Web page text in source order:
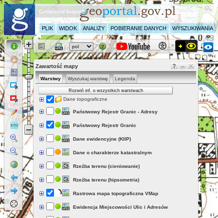
Geoportal krajowy
PLIK WIDOK ANALIZY POBIERANIE DANYCH WYSZUKIWANIA
Zawartość mapy
Warstwy Wyszukaj warstwę Legenda
Rozwiń inf. o wszystkich warstwach
Dane topograficzne
Państwowy Rejestr Granic - Adresy
Państwowy Rejestr Granic
Dane ewidencyjne (KIIP)
Dane o charakterze katastralnym
Rzeźba terenu (cieniowanie)
Rzeźba terenu (hipsometria)
Rastrowa mapa topograficzna VMap
Ewidencja Miejscowości Ulic i Adresów